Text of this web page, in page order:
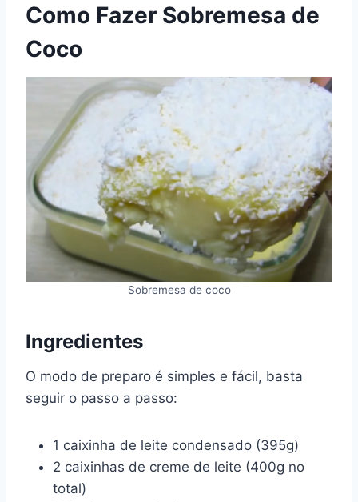
Como Fazer Sobremesa de
Coco
Sobremesa de coco
Ingredientes
O modo de preparo é simples e fácil, basta
seguir o passo a passo:
1 caixinha de leite condensado (395g)
2 caixinhas de creme de leite (400g no
total)